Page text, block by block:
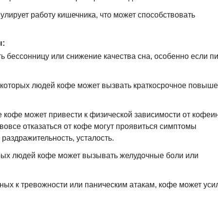
работу кишечника, что может способствовать
или снижение качества сна, особенно если
людей кофе может вызвать краткосрочное
может привести к физической зависимости от
отказаться от кофе могут проявиться симптомы
усталость.
людей кофе может вызывать желудочные боли или
к тревожности или паническим атакам, кофе может